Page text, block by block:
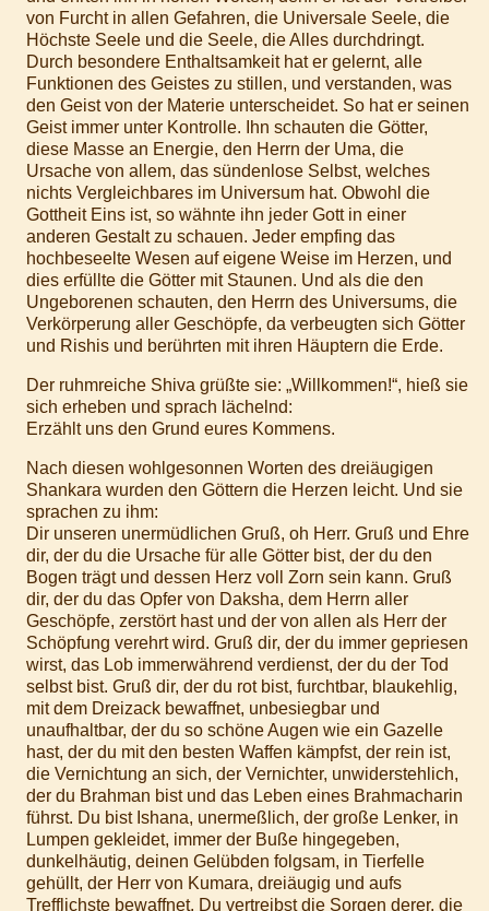
von Furcht in allen Gefahren, die Universale Seele, die
Höchste Seele und die Seele, die Alles durchdringt.
Durch besondere Enthaltsamkeit hat er gelernt, alle
Funktionen des Geistes zu stillen, und verstanden, was
den Geist von der Materie unterscheidet. So hat er seinen
Geist immer unter Kontrolle. Ihn schauten die Götter,
diese Masse an Energie, den Herrn der Uma, die
Ursache von allem, das sündenlose Selbst, welches
nichts Vergleichbares im Universum hat. Obwohl die
Gottheit Eins ist, so wähnte ihn jeder Gott in einer
anderen Gestalt zu schauen. Jeder empfing das
hochbeseelte Wesen auf eigene Weise im Herzen, und
dies erfüllte die Götter mit Staunen. Und als die den
Ungeborenen schauten, den Herrn des Universums, die
Verkörperung aller Geschöpfe, da verbeugten sich Götter
und Rishis und berührten mit ihren Häuptern die Erde.
Der ruhmreiche Shiva grüßte sie: „Willkommen!“, hieß sie
sich erheben und sprach lächelnd:
Erzählt uns den Grund eures Kommens.
Nach diesen wohlgesonnen Worten des dreiäugigen
Shankara wurden den Göttern die Herzen leicht. Und sie
sprachen zu ihm:
Dir unseren unermüdlichen Gruß, oh Herr. Gruß und Ehre
dir, der du die Ursache für alle Götter bist, der du den
Bogen trägt und dessen Herz voll Zorn sein kann. Gruß
dir, der du das Opfer von Daksha, dem Herrn aller
Geschöpfe, zerstört hast und der von allen als Herr der
Schöpfung verehrt wird. Gruß dir, der du immer gepriesen
wirst, das Lob immerwährend verdienst, der du der Tod
selbst bist. Gruß dir, der du rot bist, furchtbar, blaukehlig,
mit dem Dreizack bewaffnet, unbesiegbar und
unaufhaltbar, der du so schöne Augen wie ein Gazelle
hast, der du mit den besten Waffen kämpfst, der rein ist,
die Vernichtung an sich, der Vernichter, unwiderstehlich,
der du Brahman bist und das Leben eines Brahmacharin
führst. Du bist Ishana, unermeßlich, der große Lenker, in
Lumpen gekleidet, immer der Buße hingegeben,
dunkelhäutig, deinen Gelübden folgsam, in Tierfelle
gehüllt, der Herr von Kumara, dreiäugig und aufs
Trefflichste bewaffnet. Du vertreibst die Sorgen derer, die